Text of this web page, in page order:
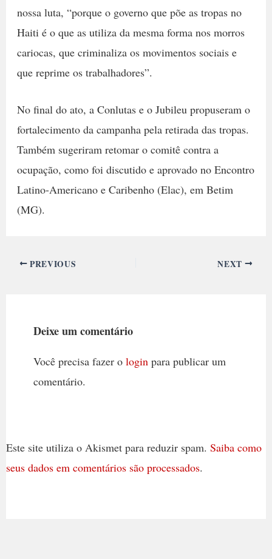
nossa luta, “porque o governo que põe as tropas no
Haiti é o que as utiliza da mesma forma nos morros
cariocas, que criminaliza os movimentos sociais e
que reprime os trabalhadores”.
No final do ato, a Conlutas e o Jubileu propuseram o
fortalecimento da campanha pela retirada das tropas.
Também sugeriram retomar o comitê contra a
ocupação, como foi discutido e aprovado no Encontro
Latino-Americano e Caribenho (Elac), em Betim
(MG).
PREVIOUS NEXT
Deixe um comentário
Você precisa fazer o login para publicar um
comentário.
Este site utiliza o Akismet para reduzir spam. Saiba como
seus dados em comentários são processados.